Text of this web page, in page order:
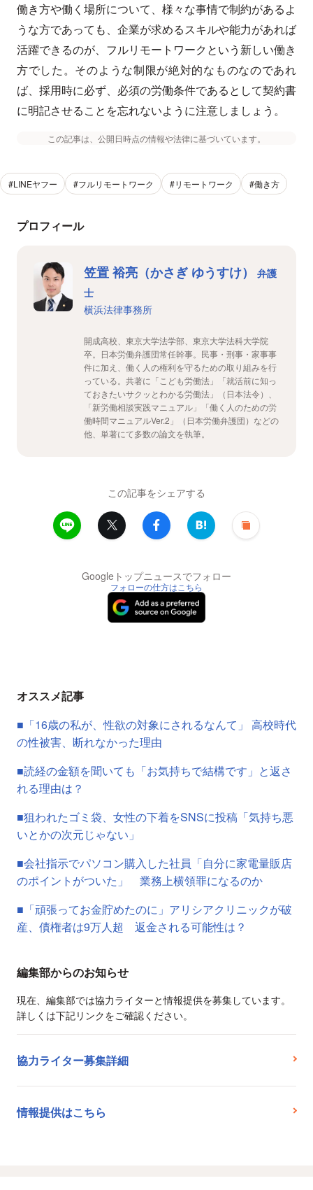
働き方や働く場所について、様々な事情で制約があるよ
うな方であっても、企業が求めるスキルや能力があれば
活躍できるのが、フルリモートワークという新しい働き
方でした。そのような制限が絶対的なものなのであれ
ば、採用時に必ず、必須の労働条件であるとして契約書
に明記させることを忘れないように注意しましょう。
この記事は、公開日時点の情報や法律に基づいています。
#LINEヤフー #フルリモートワーク #リモートワーク #働き方
プロフィール
笠置 裕亮（かさぎ ゆうすけ）
弁護
士
横浜法律事務所
開成高校、東京大学法学部、東京大学法科大学院
卒。日本労働弁護団常任幹事。民事・刑事・家事事
件に加え、働く人の権利を守るための取り組みを行
っている。共著に「こども労働法」「就活前に知っ
ておきたいサクッとわかる労働法」（日本法令）、
「新労働相談実践マニュアル」「働く人のための労
働時間マニュアルVer.2」（日本労働弁護団）などの
他、単著にて多数の論文を執筆。
この記事をシェアする
Googleトップニュースでフォロー
フォローの仕方はこちら
オススメ記事
■「16歳の私が、性欲の対象にされるなんて」 高校時代
の性被害、断れなかった理由
■読経の金額を聞いても「お気持ちで結構です」と返さ
れる理由は？
■狙われたゴミ袋、女性の下着をSNSに投稿「気持ち悪
いとかの次元じゃない」
■会社指示でパソコン購入した社員「自分に家電量販店
のポイントがついた」 業務上横領罪になるのか
■「頑張ってお金貯めたのに」アリシアクリニックが破
産、債権者は9万人超 返金される可能性は？
編集部からのお知らせ
現在、編集部では協力ライターと情報提供を募集しています。
詳しくは下記リンクをご確認ください。
協力ライター募集詳細
情報提供はこちら